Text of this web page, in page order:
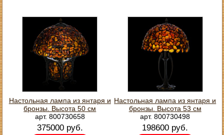
Настольная лампа из янтаря и
бронзы. Высота 50 см
арт. 800730658
375000 руб.
Настольная лампа из янтаря и
бронзы. Высота 53 см
арт. 800730498
198600 руб.